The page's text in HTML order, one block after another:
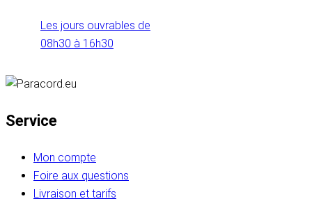
Les jours ouvrables de
08h30 à 16h30
Service
Mon compte
Foire aux questions
Livraison et tarifs